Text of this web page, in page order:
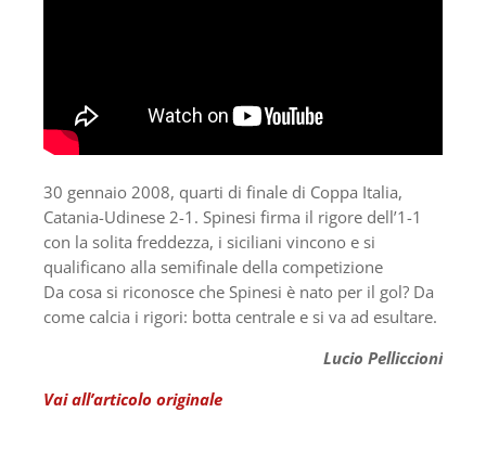
30 gennaio 2008, quarti di finale di Coppa Italia,
Catania-Udinese 2-1. Spinesi firma il rigore dell’1-1
con la solita freddezza, i siciliani vincono e si
qualificano alla semifinale della competizione
Da cosa si riconosce che Spinesi è nato per il gol? Da
come calcia i rigori: botta centrale e si va ad esultare.
Lucio Pelliccioni
Vai all’articolo originale